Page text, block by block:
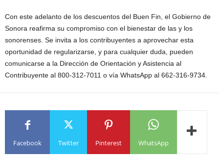
Con este adelanto de los descuentos del Buen Fin, el Gobierno de
Sonora reafirma su compromiso con el bienestar de las y los
sonorenses. Se invita a los contribuyentes a aprovechar esta
oportunidad de regularizarse, y para cualquier duda, pueden
comunicarse a la Dirección de Orientación y Asistencia al
Contribuyente al 800-312-7011 o vía WhatsApp al 662-316-9734.
Facebook Twitter Pinterest WhatsApp